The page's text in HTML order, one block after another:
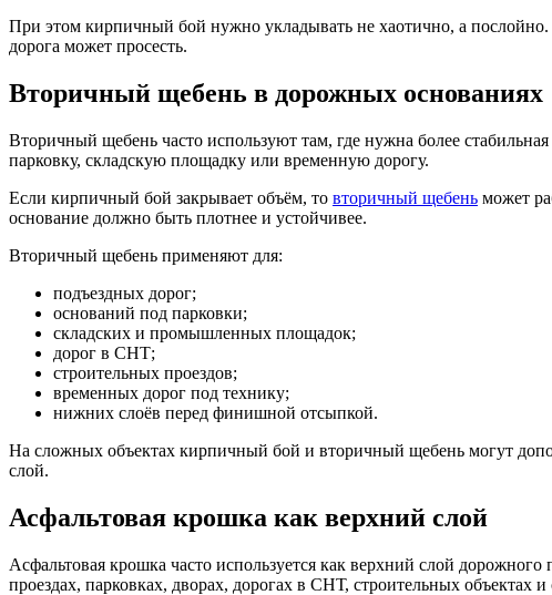
При этом кирпичный бой нужно укладывать не хаотично, а послойно.
дорога может просесть.
Вторичный щебень в дорожных основаниях
Вторичный щебень часто используют там, где нужна более
парковку, складскую площадку или временную дорогу.
Если кирпичный бой закрывает объём, то вторичный щебень может
основание должно быть плотнее и устойчивее.
Вторичный щебень применяют для:
подъездных дорог;
оснований под парковки;
складских и промышленных площадок;
дорог в СНТ;
строительных проездов;
временных дорог под технику;
нижних слоёв перед финишной отсыпкой.
На сложных объектах кирпичный бой и вторичный щебень могут
слой.
Асфальтовая крошка как верхний слой
Асфальтовая крошка часто используется как верхний слой
проездах, парковках, дворах, дорогах в СНТ, строительных объектах